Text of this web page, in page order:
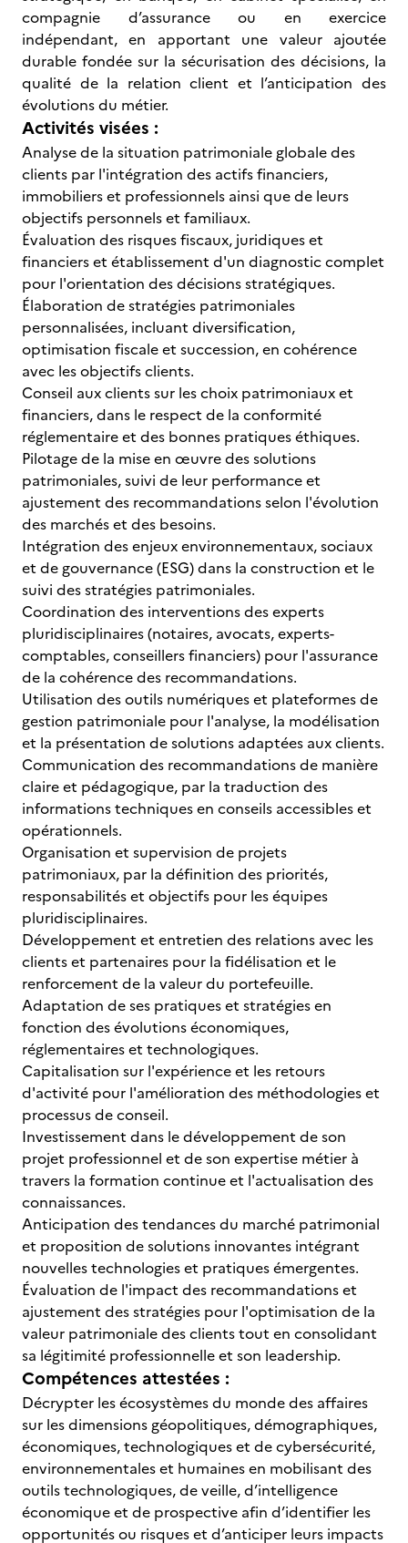
compagnie d’assurance ou en exercice
indépendant, en apportant une valeur ajoutée
durable fondée sur la sécurisation des décisions, la
qualité de la relation client et l’anticipation des
évolutions du métier.
Activités visées :
Analyse de la situation patrimoniale globale des
clients par l'intégration des actifs financiers,
immobiliers et professionnels ainsi que de leurs
objectifs personnels et familiaux.
Évaluation des risques fiscaux, juridiques et
financiers et établissement d'un diagnostic complet
pour l'orientation des décisions stratégiques.
Élaboration de stratégies patrimoniales
personnalisées, incluant diversification,
optimisation fiscale et succession, en cohérence
avec les objectifs clients.
Conseil aux clients sur les choix patrimoniaux et
financiers, dans le respect de la conformité
réglementaire et des bonnes pratiques éthiques.
Pilotage de la mise en œuvre des solutions
patrimoniales, suivi de leur performance et
ajustement des recommandations selon l'évolution
des marchés et des besoins.
Intégration des enjeux environnementaux, sociaux
et de gouvernance (ESG) dans la construction et le
suivi des stratégies patrimoniales.
Coordination des interventions des experts
pluridisciplinaires (notaires, avocats, experts-
comptables, conseillers financiers) pour l'assurance
de la cohérence des recommandations.
Utilisation des outils numériques et plateformes de
gestion patrimoniale pour l'analyse, la modélisation
et la présentation de solutions adaptées aux clients.
Communication des recommandations de manière
claire et pédagogique, par la traduction des
informations techniques en conseils accessibles et
opérationnels.
Organisation et supervision de projets
patrimoniaux, par la définition des priorités,
responsabilités et objectifs pour les équipes
pluridisciplinaires.
Développement et entretien des relations avec les
clients et partenaires pour la fidélisation et le
renforcement de la valeur du portefeuille.
Adaptation de ses pratiques et stratégies en
fonction des évolutions économiques,
réglementaires et technologiques.
Capitalisation sur l'expérience et les retours
d'activité pour l'amélioration des méthodologies et
processus de conseil.
Investissement dans le développement de son
projet professionnel et de son expertise métier à
travers la formation continue et l'actualisation des
connaissances.
Anticipation des tendances du marché patrimonial
et proposition de solutions innovantes intégrant
nouvelles technologies et pratiques émergentes.
Évaluation de l'impact des recommandations et
ajustement des stratégies pour l'optimisation de la
valeur patrimoniale des clients tout en consolidant
sa légitimité professionnelle et son leadership.
Compétences attestées :
Décrypter les écosystèmes du monde des affaires
sur les dimensions géopolitiques, démographiques,
économiques, technologiques et de cybersécurité,
environnementales et humaines en mobilisant des
outils technologiques, de veille, d’intelligence
économique et de prospective afin d’identifier les
opportunités ou risques et d’anticiper leurs impacts